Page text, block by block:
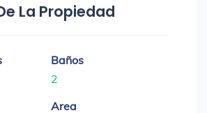
La Propiedad
Baños
2
Area